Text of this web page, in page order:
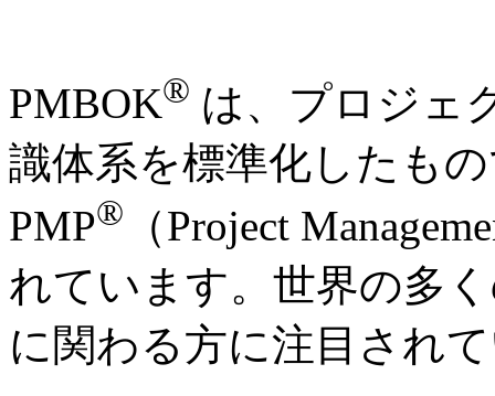
PMBOK® は、プロジェ
識体系を標準化したも
PMP®
（Project
れています。世界の多
に関わる方に注目され